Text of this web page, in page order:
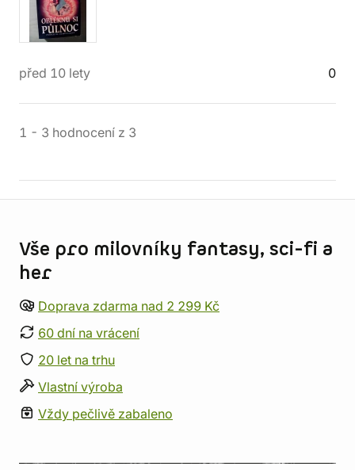
před 10 lety 0
1 - 3 hodnocení z 3
Vše pro milovníky fantasy, sci-fi a
her
Doprava zdarma nad 2 299 Kč
60 dní na vrácení
20 let na trhu
Vlastní výroba
Vždy pečlivě zabaleno